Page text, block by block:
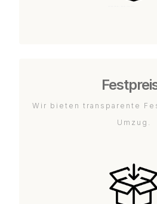
Wir bieten transparente
Umzug.